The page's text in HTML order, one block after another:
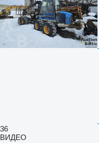
36
ВИДЕО